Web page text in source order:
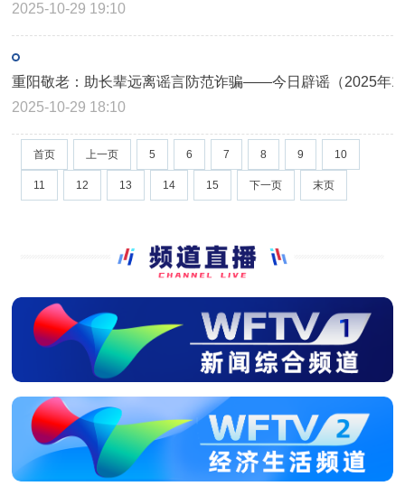
2025-10-29 19:10
重阳敬老：助长辈远离谣言防范诈骗——今日辟谣（2025年
2025-10-29 18:10
首页 上一页 5 6 7 8 9 10
11 12 13 14 15 下一页 末页